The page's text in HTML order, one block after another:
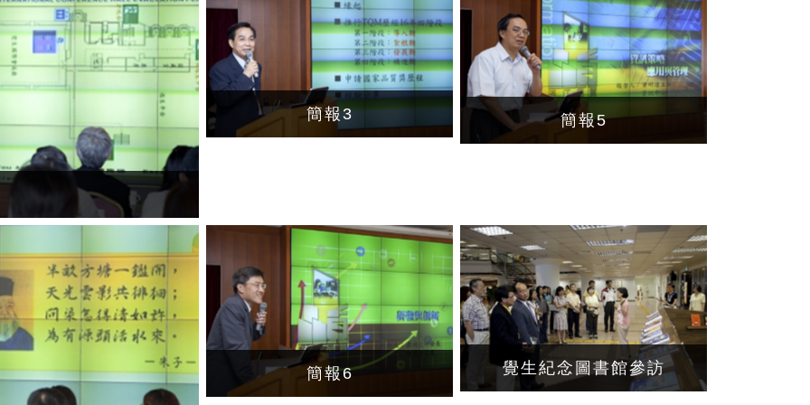
簡報3 簡報5
簡報6 覺生紀念圖書館參訪